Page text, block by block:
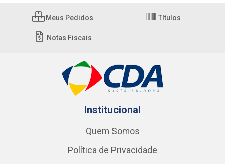
Meus Pedidos Títulos
Notas Fiscais
Institucional
Quem Somos
Política de Privacidade